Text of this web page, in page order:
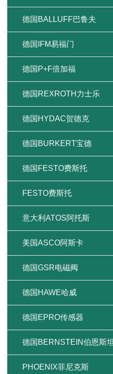
德国BALLUFF巴鲁夫
德国IFM易福门
德国P+F倍加福
德国REXROTH力士乐
德国HYDAC贺德克
德国BURKERT宝德
德国FESTO费斯托
FESTO费斯托
意大利ATOS阿托斯
美国ASCO阿斯卡
德国GSR电磁阀
德国HAWE哈威
德国EPRO传感器
德国BERNSTEIN伯恩斯坦
PHOENIX菲尼克斯